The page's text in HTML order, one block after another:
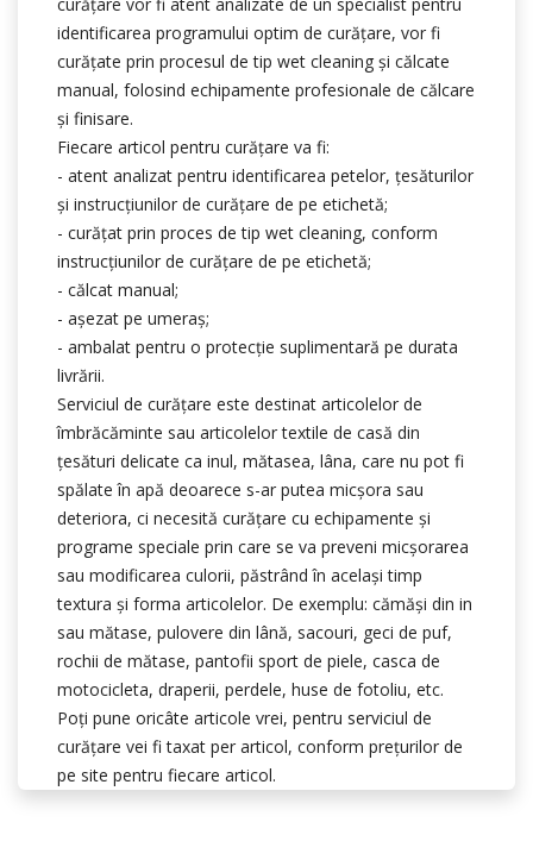
identificarea programului optim de curățare, vor fi
curățate prin procesul de tip wet cleaning și călcate
manual, folosind echipamente profesionale de călcare
și finisare.
Fiecare articol pentru curățare va fi:
- atent analizat pentru identificarea petelor, țesăturilor
şi instrucțiunilor de curățare de pe etichetă;
- curățat prin proces de tip wet cleaning, conform
instrucțiunilor de curățare de pe etichetă;
- călcat manual;
- așezat pe umeraș;
- ambalat pentru o protecție suplimentară pe durata
livrării.
Serviciul de curățare este destinat articolelor de
îmbrăcăminte sau articolelor textile de casă din
țesături delicate ca inul, mătasea, lâna, care nu pot fi
spălate în apă deoarece s-ar putea micşora sau
deteriora, ci necesită curăţare cu echipamente și
programe speciale prin care se va preveni micşorarea
sau modificarea culorii, păstrând în acelaşi timp
textura și forma articolelor. De exemplu: cămăşi din in
sau mătase, pulovere din lână, sacouri, geci de puf,
rochii de mătase, pantofii sport de piele, casca de
motocicleta, draperii, perdele, huse de fotoliu, etc.
Poţi pune oricâte articole vrei, pentru serviciul de
curăţare vei fi taxat per articol, conform preţurilor de
pe site pentru fiecare articol.